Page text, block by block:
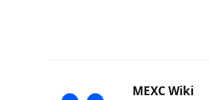
MEXC Wiki